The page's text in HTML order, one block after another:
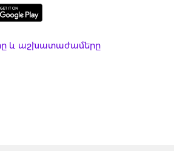
և աշխատաժամերը